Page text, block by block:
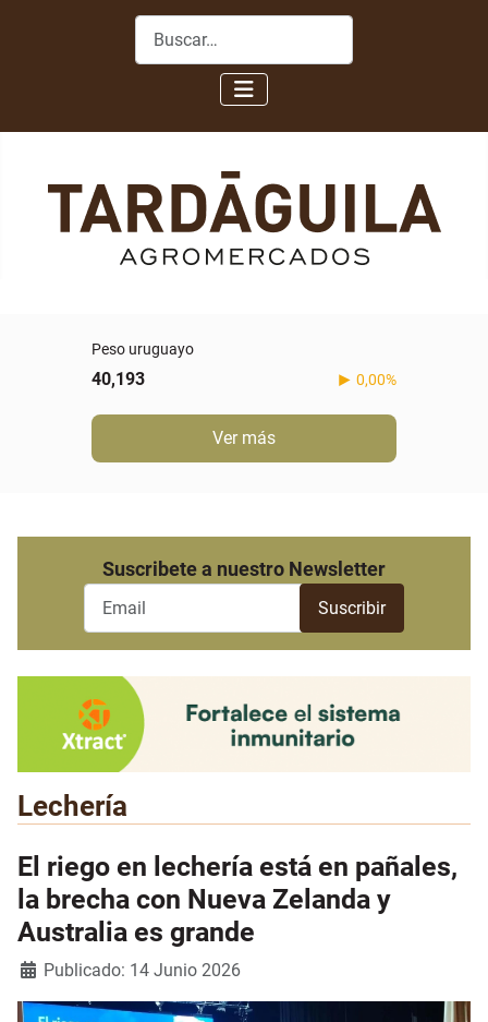
Buscar
Peso uruguayo
40,193 0,00%
Ver más
Suscribete a nuestro Newsletter
Lechería
El riego en lechería está en pañales,
la brecha con Nueva Zelanda y
Australia es grande
Detalles
Publicado: 14 Junio 2026